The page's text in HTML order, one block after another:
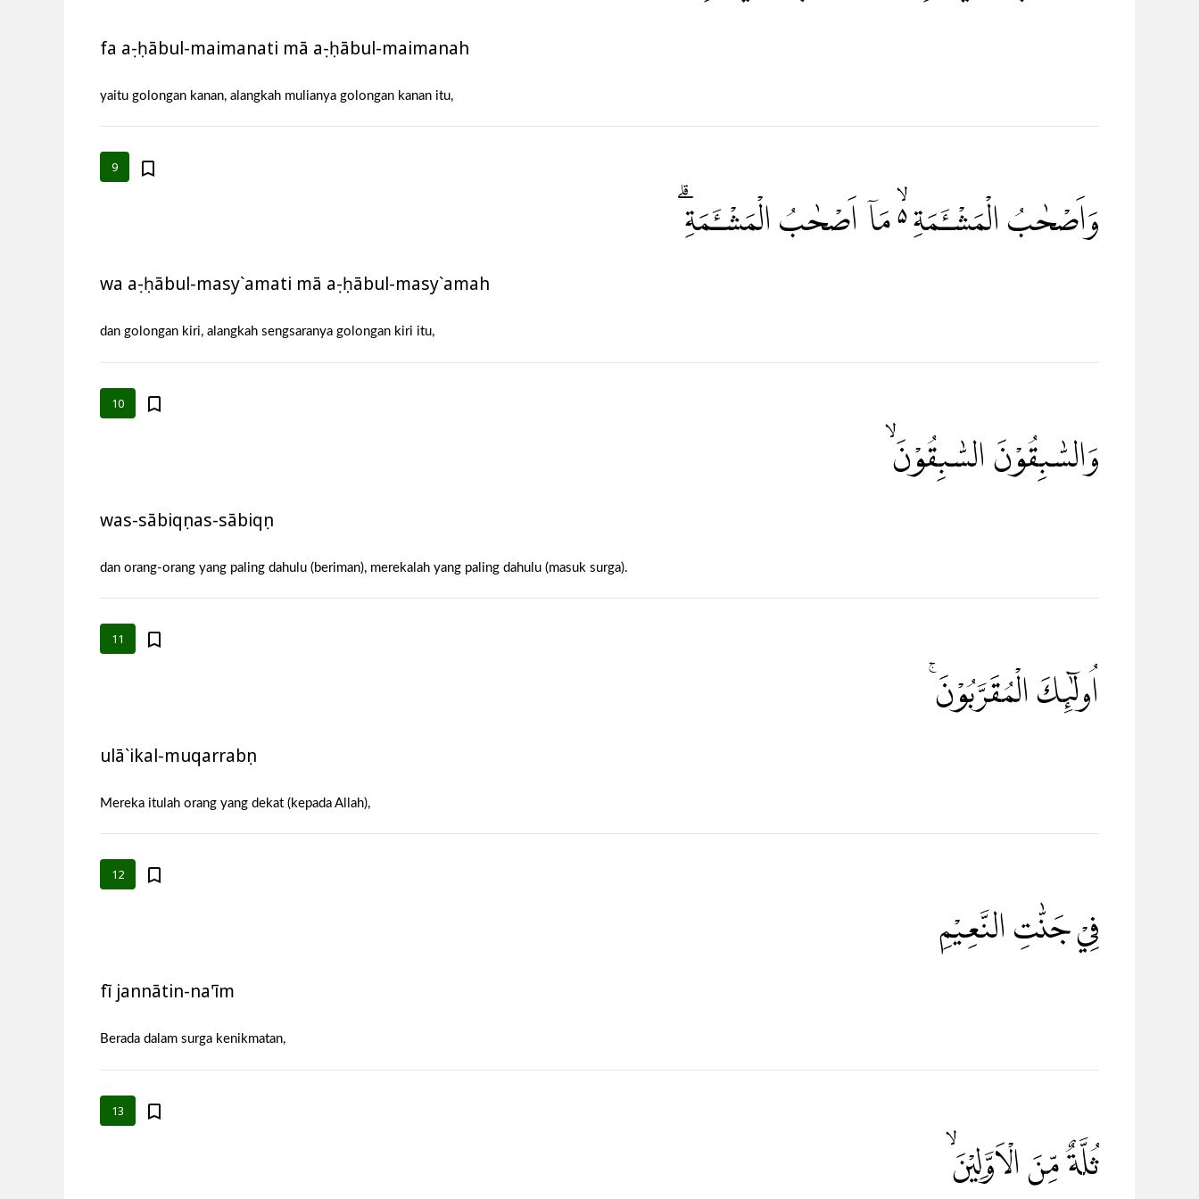
fa aṣ-ḥābul-maimanati mā aṣ-ḥābul-maimanah
yaitu golongan kanan, alangkah mulianya golongan kanan itu,
9
وَاَصْحٰبُ الْمَشْـَٔمَةِ ەۙ مَآ اَصْحٰبُ الْمَشْـَٔمَةِ ۗ
wa aṣ-ḥābul-masy`amati mā aṣ-ḥābul-masy`amah
dan golongan kiri, alangkah sengsaranya golongan kiri itu,
10
وَالسّٰبِقُوْنَ السّٰبِقُوْنَۙ
was-sābiqụnas-sābiqụn
dan orang-orang yang paling dahulu (beriman), merekalah yang paling dahulu (masuk surga).
11
اُولٰۤىِٕكَ الْمُقَرَّبُوْنَۚ
ulā`ikal-muqarrabụn
Mereka itulah orang yang dekat (kepada Allah),
12
فِيْ جَنّٰتِ النَّعِيْمِ
fī jannātin-na'īm
Berada dalam surga kenikmatan,
13
ثُلَّةٌ مِّنَ الْاَوَّلِيْنَۙ